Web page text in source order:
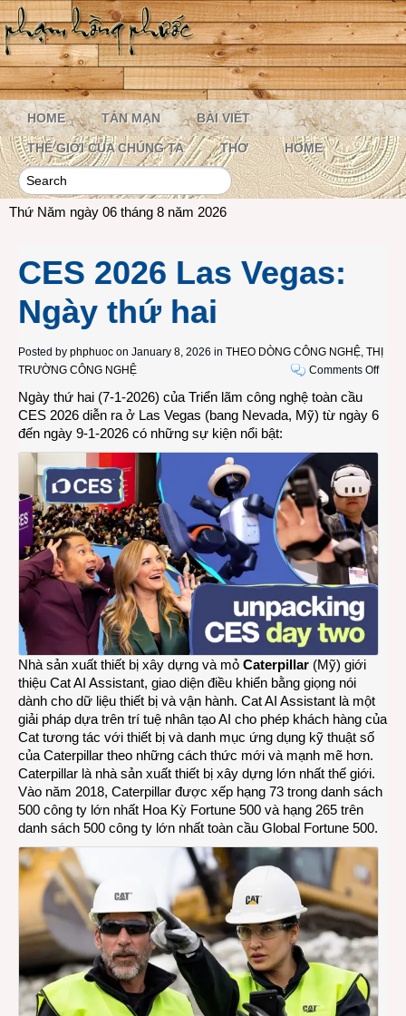
HOME TẢN MẠN BÀI VIẾT
THẾ GIỚI CỦA CHÚNG TA THƠ HOME
Thứ Năm ngày 06 tháng 8 năm 2026
CES 2026 Las Vegas:
Ngày thứ hai
Posted by phphuoc on January 8, 2026 in THEO DÒNG CÔNG NGHỆ, THỊ
TRƯỜNG CÔNG NGHỆ
Comments Offon
Ngày thứ hai (7-1-2026) của Triển lãm công nghệ toàn cầu
CES 2026 diễn ra ở Las Vegas (bang Nevada, Mỹ) từ ngày 6
đến ngày 9-1-2026 có những sự kiện nổi bật:
Nhà sản xuất thiết bị xây dựng và mỏ Caterpillar (Mỹ) giới
thiệu Cat AI Assistant, giao diện điều khiển bằng giọng nói
dành cho dữ liệu thiết bị và vận hành. Cat AI Assistant là một
giải pháp dựa trên trí tuệ nhân tạo AI cho phép khách hàng của
Cat tương tác với thiết bị và danh mục ứng dụng kỹ thuật số
của Caterpillar theo những cách thức mới và mạnh mẽ hơn.
Caterpillar là nhà sản xuất thiết bị xây dựng lớn nhất thế giới.
Vào năm 2018, Caterpillar được xếp hạng 73 trong danh sách
500 công ty lớn nhất Hoa Kỳ Fortune 500 và hạng 265 trên
danh sách 500 công ty lớn nhất toàn cầu Global Fortune 500.